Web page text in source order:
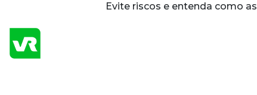
Evite riscos e entenda como as